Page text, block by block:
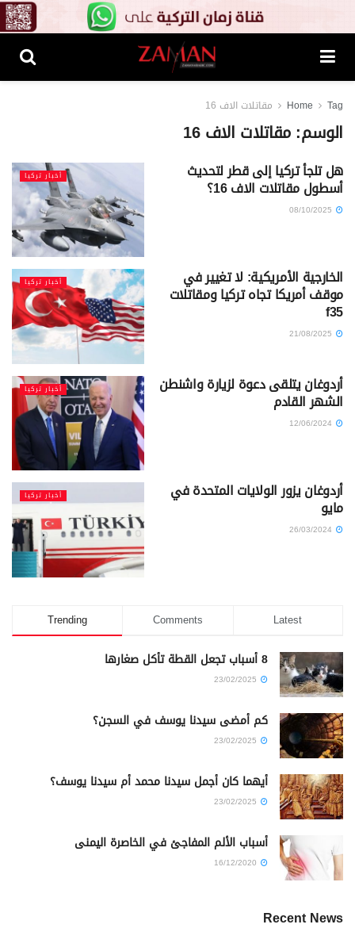
Home Tag مقاتلات الاف 16
الوسم:مقاتلات الاف 16
أخبار تركيا هل تلجأ تركيا إلى قطر لتحديث
أسطول مقاتلات الاف 16؟
أخبار تركيا الخارجية الأمريكية: لا تغيير في
موقف أمريكا تجاه تركيا ومقاتلات
f35
أخبار تركيا أردوغان يتلقى دعوة لزيارة واشنطن
الشهر القادم
أخبار تركيا أردوغان يزور الولايات المتحدة في
مايو
Trending Comments Latest
8 أسباب تجعل القطة تأكل صغارها
كم أمضى سيدنا يوسف في السجن؟
أيهما كان أجمل سيدنا محمد أم سيدنا يوسف؟
أسباب الألم المفاجئ في الخاصرة اليمنى
Recent News